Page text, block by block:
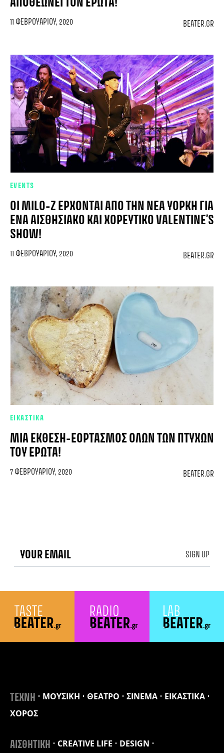
ΑΠΟΘΕΏΝΕΙ ΤΟΝ ΈΡΩΤΑ!
11 ΦΕΒΡΟΥΑΡΊΟΥ, 2020 BEATER.GR
EVENTS
ΟΙ MILO-Ζ ΈΡΧΟΝΤΑΙ ΑΠΌ ΤΗΝ ΝΈΑ ΥΌΡΚΗ ΓΙΑ
ΈΝΑ ΑΙΣΘΗΣΙΑΚΌ ΚΑΙ ΧΟΡΕΥΤΙΚΌ VALENTINE’S
SHOW!
11 ΦΕΒΡΟΥΑΡΊΟΥ, 2020 BEATER.GR
ΕΙΚΑΣΤΙΚΑ
ΜΙΑ ΈΚΘΕΣΗ-ΕΟΡΤΑΣΜΌΣ ΌΛΩΝ ΤΩΝ ΠΤΥΧΏΝ
ΤΟΥ ΈΡΩΤΑ!
7 ΦΕΒΡΟΥΑΡΊΟΥ, 2020 BEATER.GR
ΤΕΧΝΗ ΜΟΥΣΙΚΗ ΘΕΑΤΡΟ ΣΙΝΕΜΑ
ΕΙΚΑΣΤΙΚΑ
ΧΟΡΟΣ
ΑΙΣΘΗΤΙΚΗ CREATIVE LIFE
DESIGN
SIGN UP